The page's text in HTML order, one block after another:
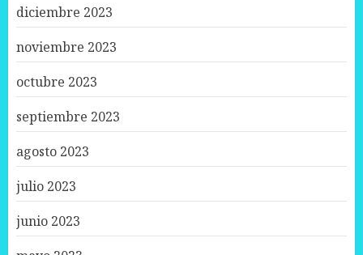
diciembre 2023
noviembre 2023
octubre 2023
septiembre 2023
agosto 2023
julio 2023
junio 2023